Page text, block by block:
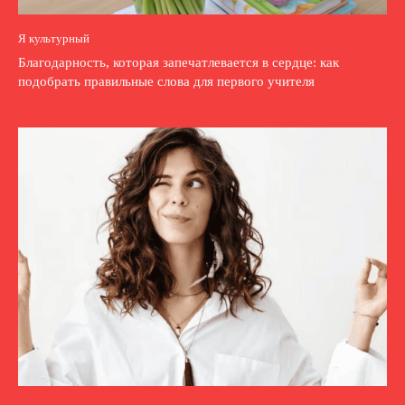
Я культурный
Благодарность, которая запечатлевается в сердце: как
подобрать правильные слова для первого учителя